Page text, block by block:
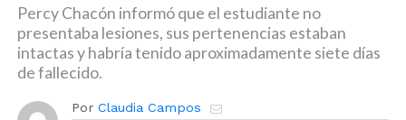
Percy Chacón informó que el estudiante no
presentaba lesiones, sus pertenencias estaban
intactas y habría tenido aproximadamente siete días
de fallecido.
Por Claudia Campos